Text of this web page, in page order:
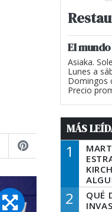
El
Asiaka.
Lunes a
Domingos
Precio
MÁS
1
2
QUÉ